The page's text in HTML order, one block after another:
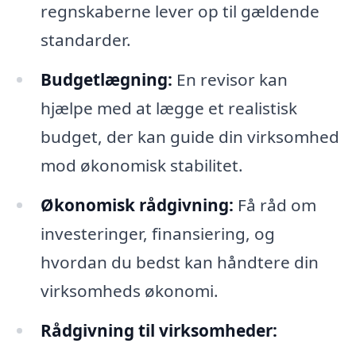
regnskaberne lever op til gældende
standarder.
Budgetlægning: En revisor kan
hjælpe med at lægge et realistisk
budget, der kan guide din virksomhed
mod økonomisk stabilitet.
Økonomisk rådgivning: Få råd om
investeringer, finansiering, og
hvordan du bedst kan håndtere din
virksomheds økonomi.
Rådgivning til virksomheder: